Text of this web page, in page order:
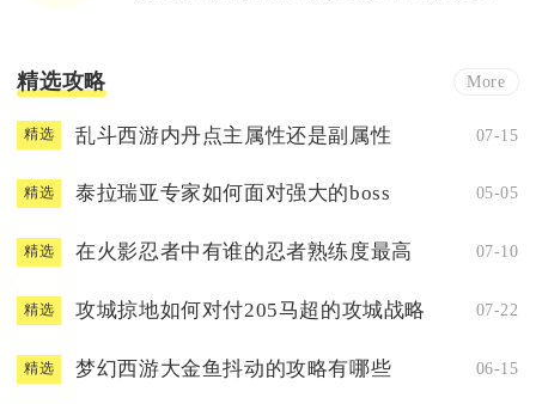
精选攻略 More
精选 乱斗西游内丹点主属性还是副属性 07-15
精选 泰拉瑞亚专家如何面对强大的boss 05-05
精选 在火影忍者中有谁的忍者熟练度最高 07-10
精选 攻城掠地如何对付205马超的攻城战略 07-22
精选 梦幻西游大金鱼抖动的攻略有哪些 06-15